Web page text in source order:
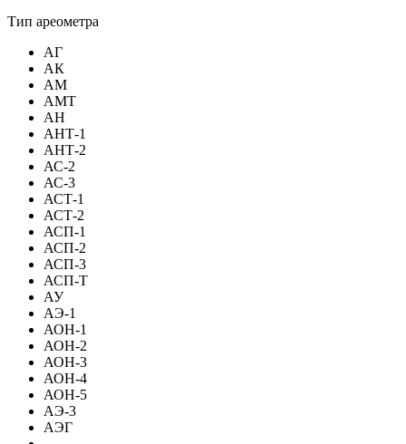
Тип ареометра
АГ
АК
АМ
АМТ
АН
АНТ-1
АНТ-2
АС-2
АС-3
АСТ-1
АСТ-2
АСП-1
АСП-2
АСП-3
АСП-Т
АУ
АЭ-1
АОН-1
АОН-2
АОН-3
АОН-4
АОН-5
АЭ-3
АЭГ